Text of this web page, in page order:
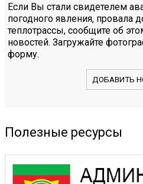
Если Вы стали свидетелем
погодного явления, провала
теплотрассы, сообщите об
новостей. Загружайте
форму.
ДОБАВИТЬ
Полезные ресурсы